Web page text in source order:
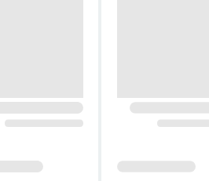
مسیر تصمیم درست‌تری
نوبت اول و نوبت دوم آمده